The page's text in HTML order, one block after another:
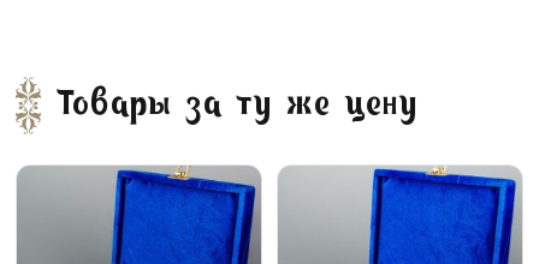
Товары за ту же цену